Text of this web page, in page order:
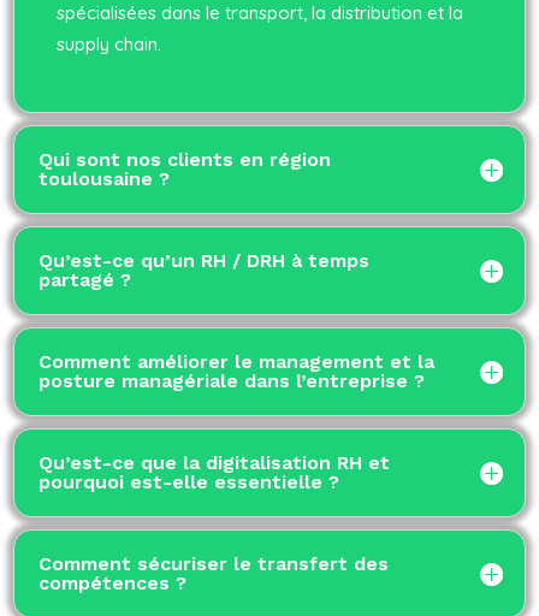
spécialisées dans le transport, la distribution et la
supply chain.
Qui sont nos clients en région
toulousaine ?
Qu’est-ce qu’un RH / DRH à temps
partagé ?
Comment améliorer le management et la
posture managériale dans l’entreprise ?
Qu’est-ce que la digitalisation RH et
pourquoi est-elle essentielle ?
Comment sécuriser le transfert des
compétences ?